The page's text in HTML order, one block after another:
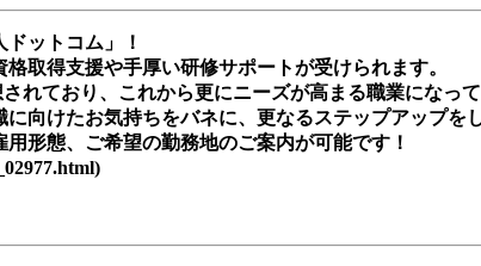
ットコム」！
取得支援や手厚い研修サポートが受けられます。
れており、これから更にニーズが高まる職業になって
向けたお気持ちをバネに、更なるステップアップを
形態、ご希望の勤務地のご案内が可能です！